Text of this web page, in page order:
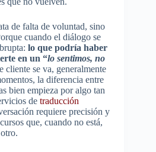
de falta de voluntad, sino
cuando el diálogo se
lo que podría haber
en un “lo sentimos, no
cliente se va, generalmente
la diferencia entre
bien empieza por algo tan
de traducción
requiere precisión y
que, cuando no está,